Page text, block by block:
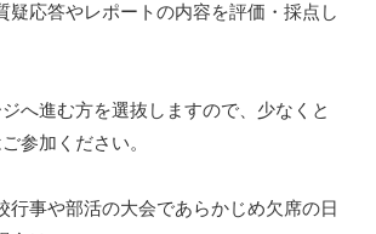
答やレポートの内容を評価・採点し
進む方を選抜しますので、少なくと
参加ください。
や部活の大会であらかじめ欠席の日